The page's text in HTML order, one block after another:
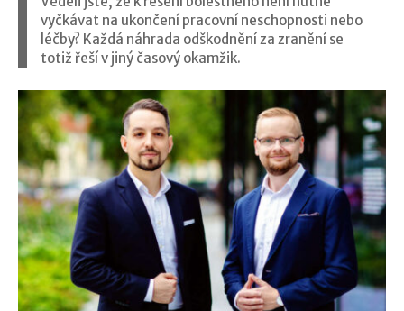
vyčkávat na ukončení pracovní neschopnosti nebo
léčby? Každá náhrada odškodnění za zranění se
totiž řeší v jiný časový okamžik.